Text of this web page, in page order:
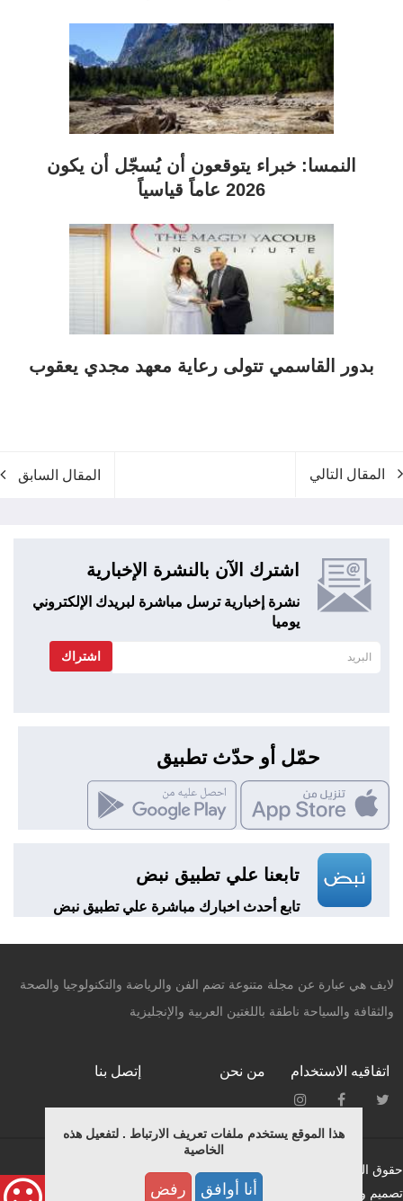
النمسا: خبراء يتوقعون أن يُسجّل أن يكون
2026 عاماً قياسياً
بدور القاسمي تتولى رعاية معهد مجدي يعقوب
المقال التالي المقال السابق
اشترك الآن بالنشرة الإخبارية
نشرة إخبارية ترسل مباشرة لبريدك الإلكتروني
يوميا
اشتراك
حمّل أو حدّث تطبيق
تابعنا علي تطبيق نبض
تابع أحدث اخبارك مباشرة علي تطبيق نبض
هذا الموقع يستخدم ملفات تعريف الارتباط . لتفعيل هذه
الخاصية
أنا أوافق رفض
لايف هي عبارة عن مجلة متنوعة تضم الفن والرياضة والتكنولوجيا والصحة
والثقافة والسياحة ناطقة باللغتين العربية والإنجليزية
اتفاقيه الاستخدام من نحن إتصل بنا
حقوق النشر محفوظة © لـ ميديانيتشر 2015.
تصميم وبرمجة فريق التطوير بمؤسسة ميديانيتشر